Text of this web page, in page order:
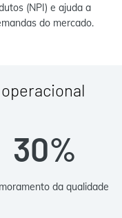
(NPI) e ajuda a
do mercado.
30%
da qualidade